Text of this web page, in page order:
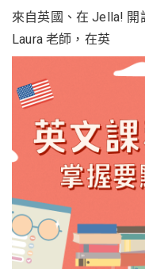
來自英國、在 Jella! 開
Laura 老師，在英